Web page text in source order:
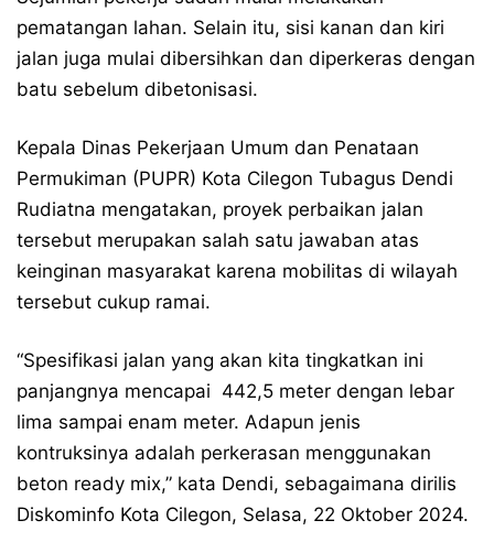
pematangan lahan. Selain itu, sisi kanan dan kiri
jalan juga mulai dibersihkan dan diperkeras dengan
batu sebelum dibetonisasi.
Kepala Dinas Pekerjaan Umum dan Penataan
Permukiman (PUPR) Kota Cilegon Tubagus Dendi
Rudiatna mengatakan, proyek perbaikan jalan
tersebut merupakan salah satu jawaban atas
keinginan masyarakat karena mobilitas di wilayah
tersebut cukup ramai.
“Spesifikasi jalan yang akan kita tingkatkan ini
panjangnya mencapai 442,5 meter dengan lebar
lima sampai enam meter. Adapun jenis
kontruksinya adalah perkerasan menggunakan
beton ready mix,” kata Dendi, sebagaimana dirilis
Diskominfo Kota Cilegon, Selasa, 22 Oktober 2024.